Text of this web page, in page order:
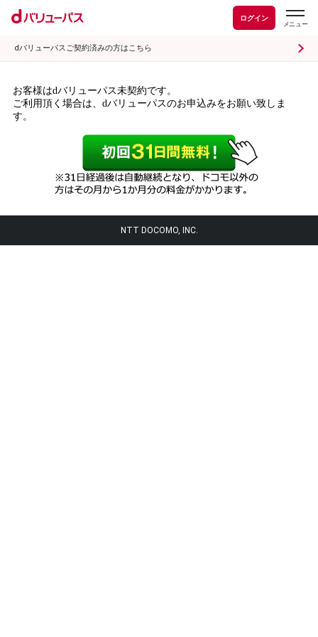
ログイン
dバリューパスご契約済みの方はこちら
お客様はdバリューパス未契約です。
ご利用頂く場合は、dバリューパスのお申込みをお願い致しま
す。
NTT DOCOMO, INC.